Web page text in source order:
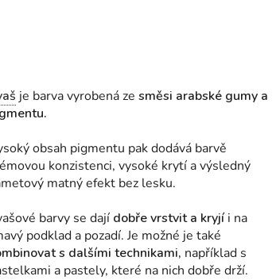
je barva vyrobená zesměsi arabské gumy a
obsah pigmentu pak dodává barvě
konzistenci, vysoké krytí a výsledný
matný efekt bez lesku.
barvy se dají dobře vrstvit a kryjíi na
podklad a pozadí. Je možné je také
s dalšími technikami, například s
a pastely, které na nich dobře drží.